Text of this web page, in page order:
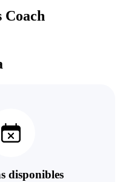
Coach
disponibles